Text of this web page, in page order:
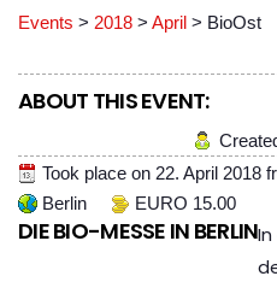
Events > 2018 > April > BioOst
ABOUT THIS EVENT:
Took place on 22. April 2018
Berlin
EURO 15.00
DIE BIO-MESSE IN BERLIN